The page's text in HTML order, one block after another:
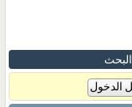
البحث